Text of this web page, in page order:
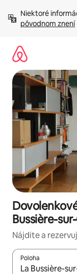
obsah.
Niektoré
pôvodnom znení
Bussière-
Nájdite a
Poloha
Keď budú